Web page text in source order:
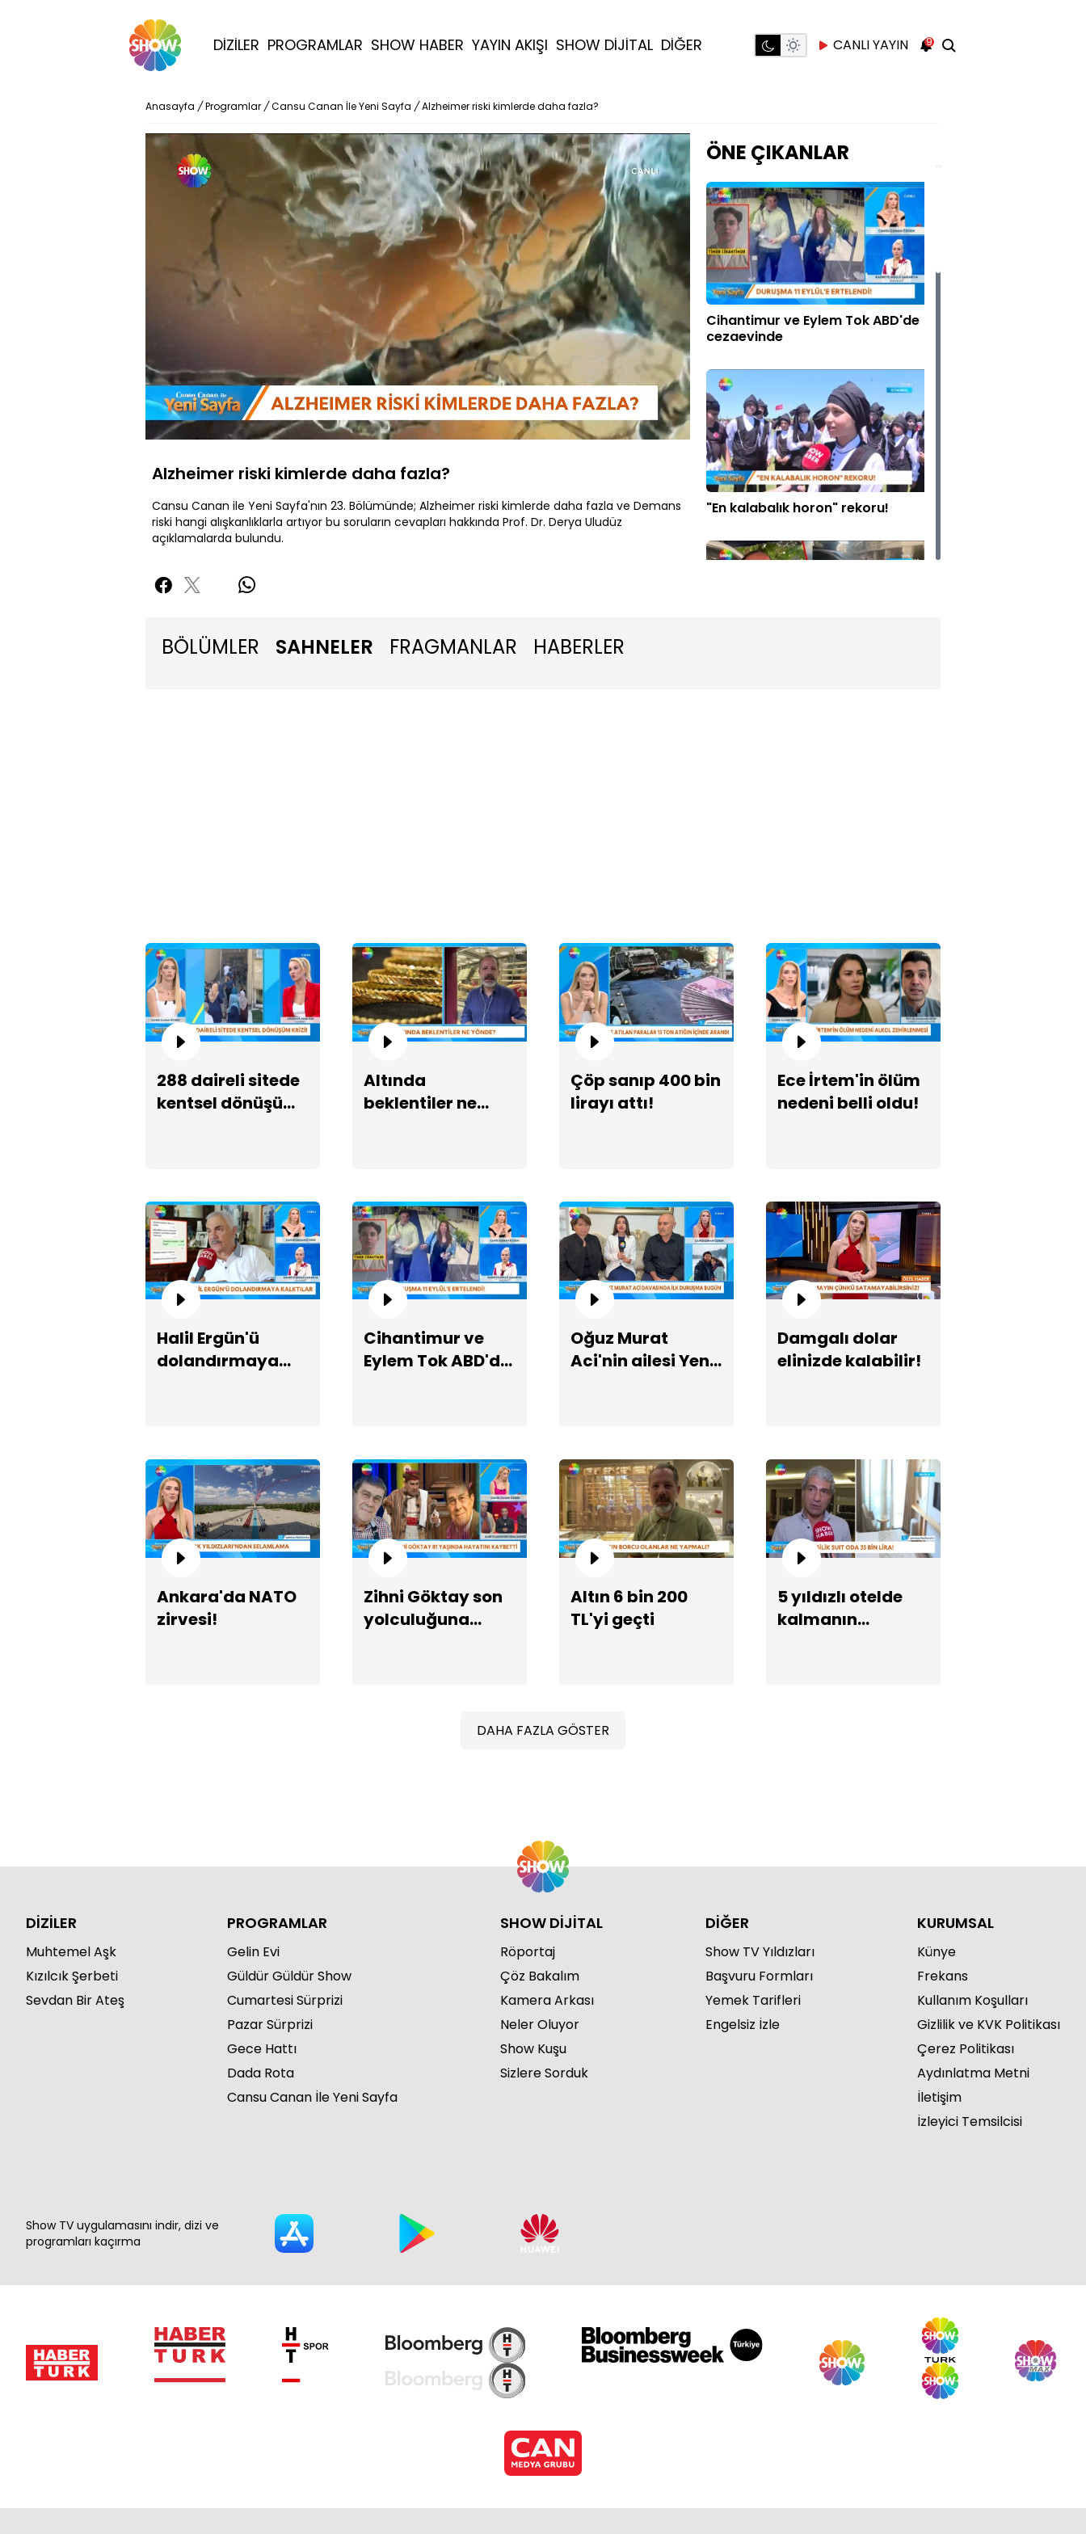
DİZİLER PROGRAMLAR SHOW HABER YAYIN AKIŞI SHOW DİJİTAL DİĞER CANLI YAYIN 9
Anasayfa / Programlar / Cansu Canan İle Yeni Sayfa / Alzheimer riski kimlerde daha fazla?
Sesi
1080P
Yüklendi:
10.55%
Oynatma
Hızı
Alzheimer riski kimlerde daha fazla?
Cansu Canan ile Yeni Sayfa'nın 23. Bölümünde; Alzheimer riski kimlerde daha fazla ve Demans
riski hangi alışkanlıklarla artıyor bu soruların cevapları hakkında Prof. Dr. Derya Uludüz
açıklamalarda bulundu.
ÖNE ÇIKANLAR
Cihantimur ve Eylem Tok ABD'de
cezaevinde
"En kalabalık horon" rekoru!
Umut Altaş ABD'de hakim
karşısına çıktı!
288 daireli sitede kentsel
dönüşüm krizi!
Altın 6 bin 200 TL'yi geçti
BÖLÜMLER SAHNELER FRAGMANLAR HABERLER
288 daireli sitede
kentsel dönüşüm
Altında
beklentiler ne
Çöp sanıp 400 bin
lirayı attı!
Ece İrtem'in ölüm
nedeni belli oldu!
Halil Ergün'ü
dolandırmaya
Cihantimur ve
Eylem Tok ABD'de
Oğuz Murat
Aci'nin ailesi Yeni
Damgalı dolar
elinizde kalabilir!
Ankara'da NATO
zirvesi!
Zihni Göktay son
yolculuğuna
Altın 6 bin 200
TL'yi geçti
5 yıldızlı otelde
kalmanın
DAHA FAZLA GÖSTER
DİZİLER
Muhtemel Aşk
Kızılcık Şerbeti
Sevdan Bir Ateş
PROGRAMLAR
Gelin Evi
Güldür Güldür Show
Cumartesi Sürprizi
Pazar Sürprizi
Gece Hattı
Dada Rota
Cansu Canan İle Yeni Sayfa
SHOW DİJİTAL
Röportaj
Çöz Bakalım
Kamera Arkası
Neler Oluyor
Show Kuşu
Sizlere Sorduk
DİĞER
Show TV Yıldızları
Başvuru Formları
Yemek Tarifleri
Engelsiz İzle
KURUMSAL
Künye
Frekans
Kullanım Koşulları
Gizlilik ve KVK Politikası
Çerez Politikası
Aydınlatma Metni
İletişim
İzleyici Temsilcisi
Show TV uygulamasını indir, dizi ve
programları kaçırma